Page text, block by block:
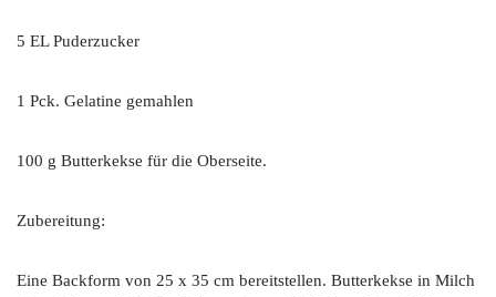
5 EL Puderzucker
1 Pck. Gelatine gemahlen
100 g Butterkekse für die Oberseite.
Zubereitung:
Eine Backform von 25 x 35 cm bereitstellen. Butterkekse in Milch